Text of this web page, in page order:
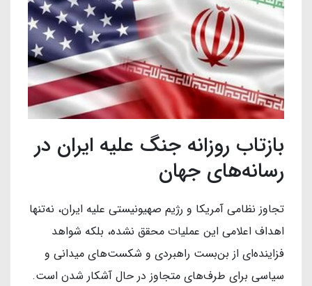
بازتاب روزانه جنگ علیه ایران در
رسانه‌های جهان
تجاوز نظامی آمریکا و رژیم صهیونیستی علیه ایران، نه‌تنها
اهداف اعلامی این عملیات محقق نشده، بلکه شواهد
فزاینده‌ای از بن‌بست راهبردی و شکست‌های میدانی و
سیاسی برای طرف‌های متجاوز در حال آشکار شدن است.